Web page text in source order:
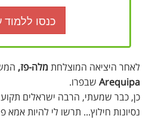
כנסו ללמוד
לאחר היציאה המוצלחת מלה-פז,
Arequipa שבפרו.
כן, כבר שמעתי, הרבה ישראלים
נסיונות חילוץ... תרשו לי להיות